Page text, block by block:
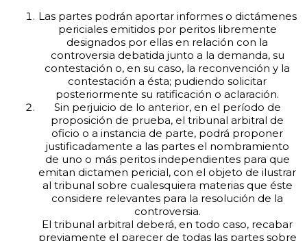
Las partes podrán aportar informes o dictámenes
periciales emitidos por peritos libremente
designados por ellas en relación con la
controversia debatida junto a la demanda, su
contestación o, en su caso, la reconvención y la
contestación a ésta; pudiendo solicitar
posteriormente su ratificación o aclaración.
Sin perjuicio de lo anterior, en el período de
proposición de prueba, el tribunal arbitral de
oficio o a instancia de parte, podrá proponer
justificadamente a las partes el nombramiento
de uno o más peritos independientes para que
emitan dictamen pericial, con el objeto de ilustrar
al tribunal sobre cualesquiera materias que éste
considere relevantes para la resolución de la
controversia.
El tribunal arbitral deberá, en todo caso, recabar
previamente el parecer de todas las partes sobre